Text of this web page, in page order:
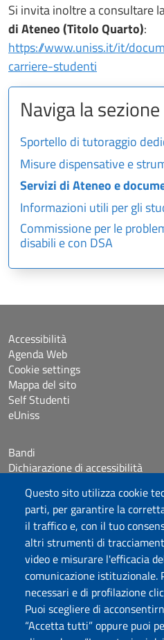
Questo sito utilizza cookie
parti, per garantire la
il traffico e, con il tuo
altri strumenti di
video e misurare l'efficacia
comunicazione istituzionale.
necessari e di profilazione
Puoi scegliere di
“Accetta tutti” oppure puoi
Si invita inoltre a consultare
di Ateneo (Titolo Quarto):
https://www.uniss.it/it/
carriere-studenti
Naviga la sezione
Sportello di tutoraggio
Misure dispensative e
Servizi di Ateneo e
Informazioni utili per gli
Commissione per le
disabili e con DSA
Università degli Studi di Sassari
Dipartimento di Giurisprudenza
Viale Mancini 5, 07100 Sassari
Fax: +39 079 228941
Accessibilità
Agenda Web
Cookie settings
Mappa del sito
Self Studenti
eUniss
Bandi
Dichiarazione di accessibilità
Protocollo
Seguici su